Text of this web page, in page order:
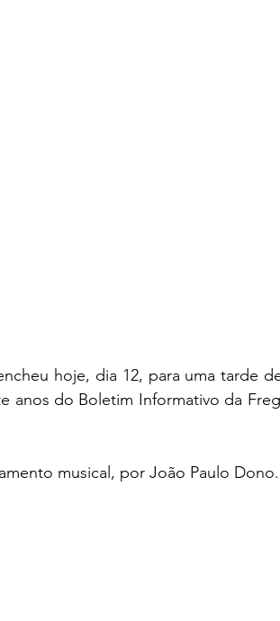
hoje, dia 12, para uma tarde
anos do Boletim Informativo da
musical, por João Paulo Dono.